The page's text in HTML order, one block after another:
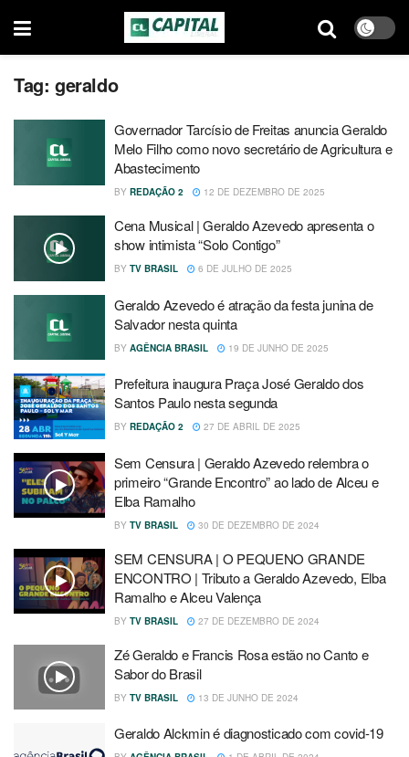
Tag: geraldo
Governador Tarcísio de Freitas anuncia Geraldo
Melo Filho como novo secretário de Agricultura e
Abastecimento
BY REDAÇÃO 2 12 DE DEZEMBRO DE 2025
Cena Musical | Geraldo Azevedo apresenta o
show intimista “Solo Contigo”
BY TV BRASIL 6 DE JULHO DE 2025
Geraldo Azevedo é atração da festa junina de
Salvador nesta quinta
BY AGÊNCIA BRASIL 19 DE JUNHO DE 2025
Prefeitura inaugura Praça José Geraldo dos
Santos Paulo nesta segunda
BY REDAÇÃO 2 27 DE ABRIL DE 2025
Sem Censura | Geraldo Azevedo relembra o
primeiro “Grande Encontro” ao lado de Alceu e
Elba Ramalho
BY TV BRASIL 30 DE DEZEMBRO DE 2024
SEM CENSURA | O PEQUENO GRANDE
ENCONTRO | Tributo a Geraldo Azevedo, Elba
Ramalho e Alceu Valença
BY TV BRASIL 27 DE DEZEMBRO DE 2024
Zé Geraldo e Francis Rosa estão no Canto e
Sabor do Brasil
BY TV BRASIL 13 DE JUNHO DE 2024
Geraldo Alckmin é diagnosticado com covid-19